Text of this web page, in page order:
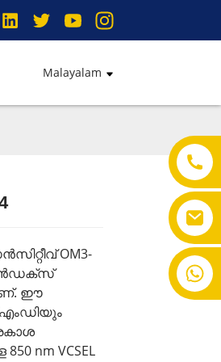
Malayalam
+86-18901550011
OM3-
ഈ
nm VCSEL